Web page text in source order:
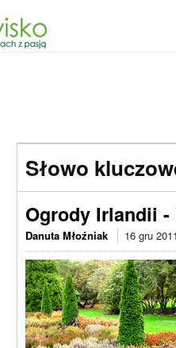
Słowo
Ogrody Irlandii
Danuta Młoźniak 16 gru 2011